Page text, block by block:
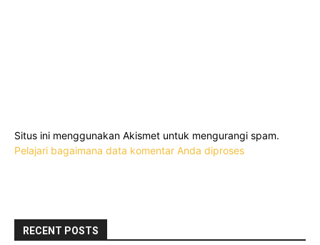
Situs ini menggunakan Akismet untuk mengurangi spam.
Pelajari bagaimana data komentar Anda diproses
RECENT POSTS